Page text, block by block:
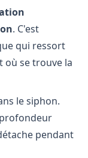
. C'est
qui ressort
où se trouve la
le siphon.
pendant